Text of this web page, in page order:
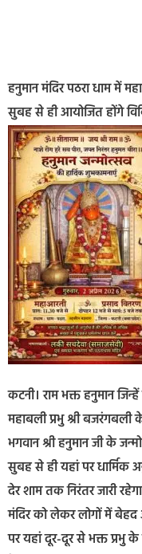
हनुमान मंदिर पठरा धाम में
सुबह से ही आयोजित होंगे
कटनी। राम भक्त हनुमान
महाबली प्रभु श्री
भगवान श्री हनुमान जी के
सुबह से ही यहां पर धार्मिक
देर शाम तक निरंतर जारी
मंदिर को लेकर लोगों में
पर यहां दूर-दूर से भक्त प्रभु